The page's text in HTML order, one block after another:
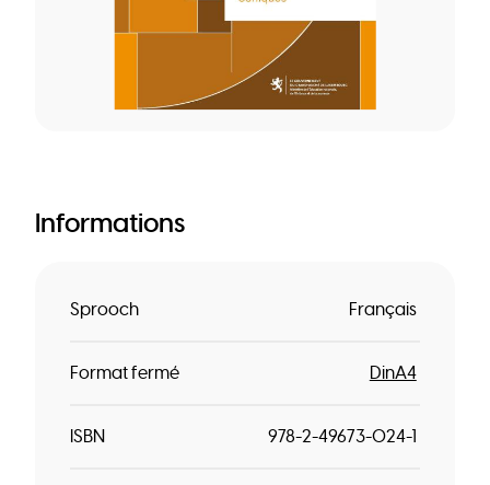
Informations
Sprooch Français
Format fermé DinA4
ISBN 978-2-49673-024-1